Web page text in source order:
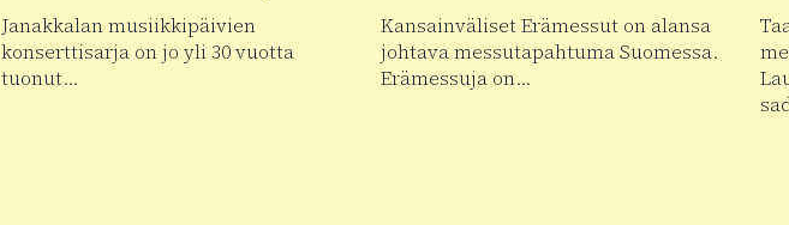
Janakkalan musiikkipäivien
konserttisarja on jo yli 30 vuotta
tuonut…
Kansainväliset Erämessut on alansa
johtava messutapahtuma Suomessa.
Erämessuja on…
Lue lisää tuotteesta Kansainväliset